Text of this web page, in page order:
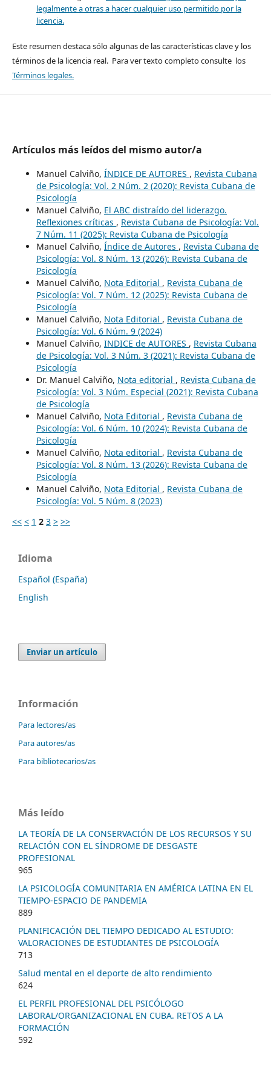
legalmente a otras a hacer cualquier uso permitido por la
licencia.
Este resumen destaca sólo algunas de las características clave y los
términos de la licencia real. Para ver texto completo consulte los
Términos legales.
Artículos más leídos del mismo autor/a
Manuel Calviño, ÍNDICE DE AUTORES , Revista Cubana
de Psicología: Vol. 2 Núm. 2 (2020): Revista Cubana de
Psicología
Manuel Calviño, El ABC distraído del liderazgo.
Reflexiones críticas , Revista Cubana de Psicología: Vol.
7 Núm. 11 (2025): Revista Cubana de Psicología
Manuel Calviño, Índice de Autores , Revista Cubana de
Psicología: Vol. 8 Núm. 13 (2026): Revista Cubana de
Psicología
Manuel Calviño, Nota Editorial , Revista Cubana de
Psicología: Vol. 7 Núm. 12 (2025): Revista Cubana de
Psicología
Manuel Calviño, Nota Editorial , Revista Cubana de
Psicología: Vol. 6 Núm. 9 (2024)
Manuel Calviño, INDICE de AUTORES , Revista Cubana
de Psicología: Vol. 3 Núm. 3 (2021): Revista Cubana de
Psicología
Dr. Manuel Calviño, Nota editorial , Revista Cubana de
Psicología: Vol. 3 Núm. Especial (2021): Revista Cubana
de Psicología
Manuel Calviño, Nota Editorial , Revista Cubana de
Psicología: Vol. 6 Núm. 10 (2024): Revista Cubana de
Psicología
Manuel Calviño, Nota editorial , Revista Cubana de
Psicología: Vol. 8 Núm. 13 (2026): Revista Cubana de
Psicología
Manuel Calviño, Nota Editorial , Revista Cubana de
Psicología: Vol. 5 Núm. 8 (2023)
<< < 1 2 3 > >>
Idioma
Español (España)
English
Enviar un artículo
Información
Para lectores/as
Para autores/as
Para bibliotecarios/as
Más leído
LA TEORÍA DE LA CONSERVACIÓN DE LOS RECURSOS Y SU
RELACIÓN CON EL SÍNDROME DE DESGASTE
PROFESIONAL
965
LA PSICOLOGÍA COMUNITARIA EN AMÉRICA LATINA EN EL
TIEMPO-ESPACIO DE PANDEMIA
889
PLANIFICACIÓN DEL TIEMPO DEDICADO AL ESTUDIO:
VALORACIONES DE ESTUDIANTES DE PSICOLOGÍA
713
Salud mental en el deporte de alto rendimiento
624
EL PERFIL PROFESIONAL DEL PSICÓLOGO
LABORAL/ORGANIZACIONAL EN CUBA. RETOS A LA
FORMACIÓN
592